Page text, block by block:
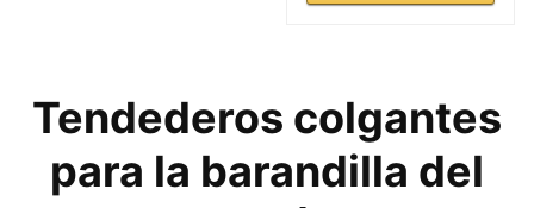
Tendederos colgantes
para la barandilla del